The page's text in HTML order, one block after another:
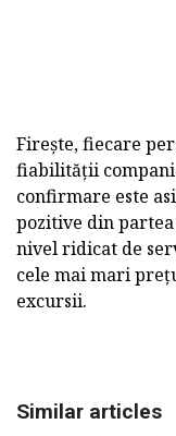
Firește, fiecare
fiabilității
confirmare este
pozitive din
nivel ridicat de
cele mai mari
excursii.
Similar articles